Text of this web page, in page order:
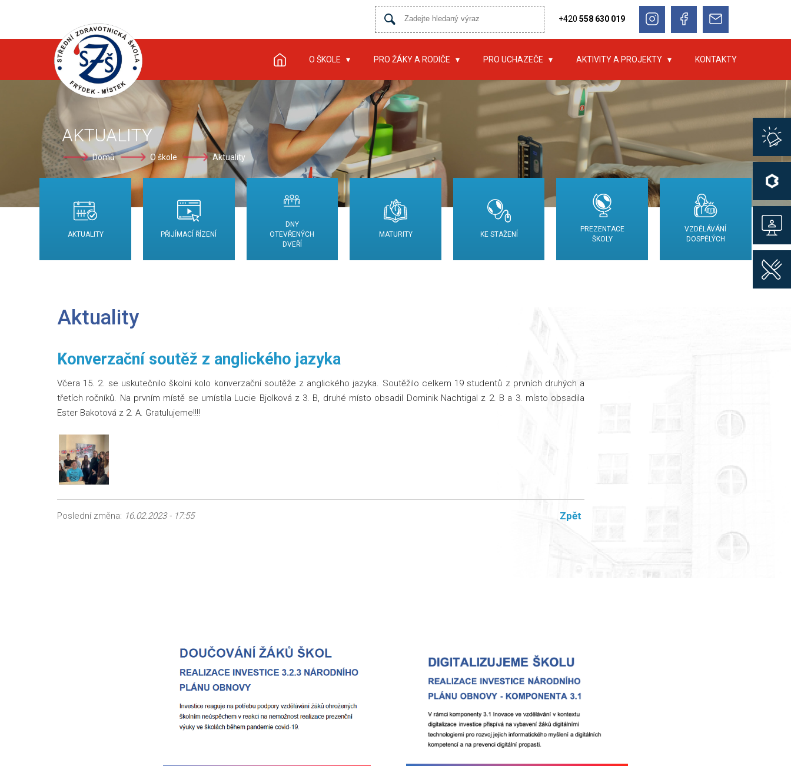
+420 558 630 019
O ŠKOLE PRO ŽÁKY A RODIČE PRO UCHAZEČE AKTIVITY A PROJEKTY KONTAKTY
AKTUALITY
Domů O škole Aktuality
AKTUALITY PŘIJÍMACÍ ŘÍZENÍ
DNY
OTEVŘENÝCH
DVEŘÍ
MATURITY KE STAŽENÍ
PREZENTACE
ŠKOLY
VZDĚLÁVÁNÍ
DOSPĚLÝCH
Aktuality
Konverzační soutěž z anglického jazyka
Včera 15. 2. se uskutečnilo školní kolo konverzační soutěže z anglického jazyka. Soutěžilo celkem 19 studentů z prvních druhých a
třetích ročníků. Na prvním místě se umístila Lucie Bjolková z 3. B, druhé místo obsadil Dominik Nachtigal z 2. B a 3. místo obsadila
Ester Bakotová z 2. A. Gratulujeme!!!!
Poslední změna: 16.02.2023 - 17:55 Zpět